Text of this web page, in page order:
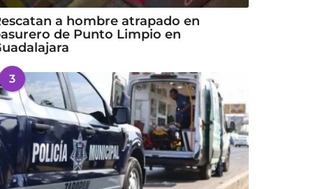
a hombre atrapado en
de Punto Limpio en
3